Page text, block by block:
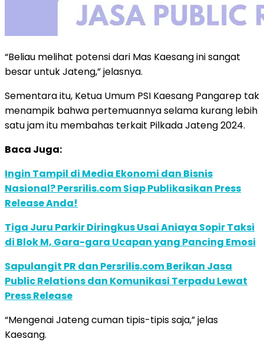
“Beliau melihat potensi dari Mas Kaesang ini sangat
besar untuk Jateng,” jelasnya.
Sementara itu, Ketua Umum PSI Kaesang Pangarep tak
menampik bahwa pertemuannya selama kurang lebih
satu jam itu membahas terkait Pilkada Jateng 2024.
Baca Juga:
Ingin Tampil di Media Ekonomi dan Bisnis
Nasional? Persrilis.com Siap Publikasikan Press
Release Anda!
Tiga Juru Parkir Diringkus Usai Aniaya Sopir Taksi
di Blok M, Gara-gara Ucapan yang Pancing Emosi
Sapulangit PR dan Persrilis.com Berikan Jasa
Public Relations dan Komunikasi Terpadu Lewat
Press Release
“Mengenai Jateng cuman tipis-tipis saja,” jelas
Kaesang.